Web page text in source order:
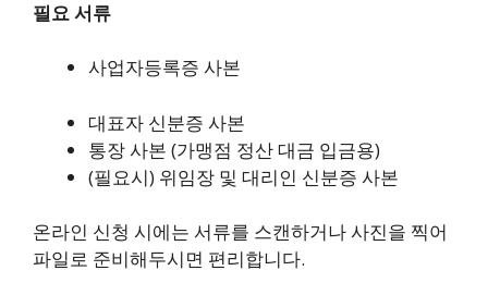
필요 서류
사업자등록증 사본
대표자 신분증 사본
통장 사본 (가맹점 정산 대금 입금용)
(필요시) 위임장 및 대리인 신분증 사본
온라인 신청 시에는 서류를 스캔하거나 사진을 찍어
파일로 준비해두시면 편리합니다.